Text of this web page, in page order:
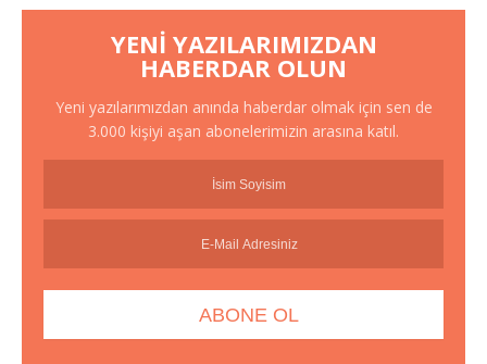
YENI YAZILARIMIZDAN
HABERDAR OLUN
Yeni yazılarımızdan anında haberdar olmak için sen de
3.000 kişiyi aşan abonelerimizin arasına katıl.